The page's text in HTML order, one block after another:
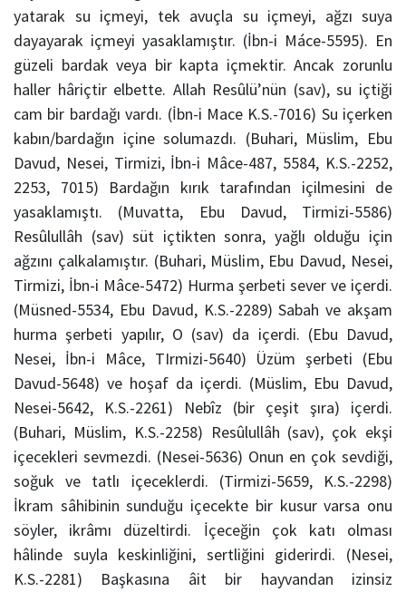
yatarak su içmeyi, tek avuçla su içmeyi, ağzı suya
dayayarak içmeyi yasaklamıştır. (İbn-i Máce-5595). En
güzeli bardak veya bir kapta içmektir. Ancak zorunlu
haller hâriçtir elbette. Allah Resûlü’nün (sav), su içtiği
cam bir bardağı vardı. (İbn-i Mace K.S.-7016) Su içerken
kabın/bardağın içine solumazdı. (Buhari, Müslim, Ebu
Davud, Nesei, Tirmizi, İbn-i Mâce-487, 5584, K.S.-2252,
2253, 7015) Bardağın kırık tarafından içilmesini de
yasaklamıştı. (Muvatta, Ebu Davud, Tirmizi-5586)
Resûlullâh (sav) süt içtikten sonra, yağlı olduğu için
ağzını çalkalamıştır. (Buhari, Müslim, Ebu Davud, Nesei,
Tirmizi, İbn-i Mâce-5472) Hurma şerbeti sever ve içerdi.
(Müsned-5534, Ebu Davud, K.S.-2289) Sabah ve akşam
hurma şerbeti yapılır, O (sav) da içerdi. (Ebu Davud,
Nesei, İbn-i Mâce, TIrmizi-5640) Üzüm şerbeti (Ebu
Davud-5648) ve hoşaf da içerdi. (Müslim, Ebu Davud,
Nesei-5642, K.S.-2261) Nebîz (bir çeşit şıra) içerdi.
(Buhari, Müslim, K.S.-2258) Resûlullâh (sav), çok ekşi
içecekleri sevmezdi. (Nesei-5636) Onun en çok sevdiği,
soğuk ve tatlı içeceklerdi. (Tirmizi-5659, K.S.-2298)
İkram sâhibinin sunduğu içecekte bir kusur varsa onu
söyler, ikrâmı düzeltirdi. İçeceğin çok katı olması
hâlinde suyla keskinliğini, sertliğini giderirdi. (Nesei,
K.S.-2281) Başkasına âit bir hayvandan izinsiz